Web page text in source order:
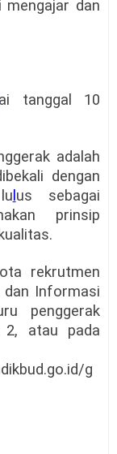
mengajar dan
ai tanggal 10
adalah
dengan
lus sebagai
prinsip
rekrutmen
Informasi
penggerak
2, atau pada
g